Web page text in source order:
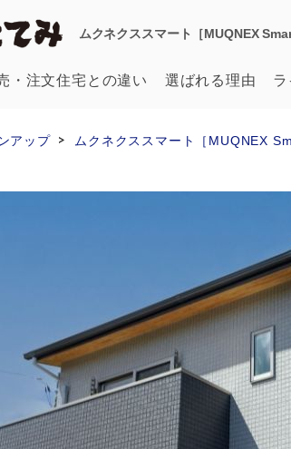
ムクネクススマート［MUQNEX
・注文住宅との違い 選ばれる理由
アップ ムクネクススマート［MUQNEX